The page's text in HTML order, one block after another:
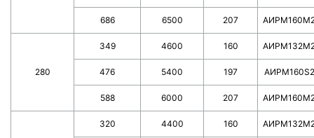
686 6500 207
280
349 4600 160
476 5400 197
588 6000 207
320 4400 160